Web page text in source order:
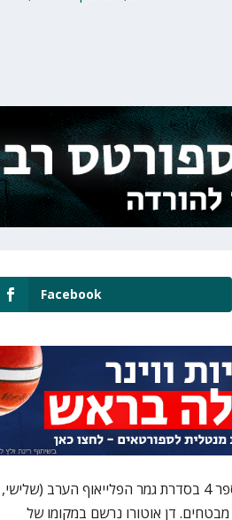
Facebook
שינוי בסגל הפועל תל אביב לקראת משחק מספר 4 בסדרת גמר הפלייאוף הערב (שלישי,
מבטחים. דן אוטורו נרשם במקומו של